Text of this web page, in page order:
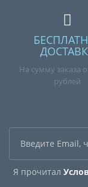
На сумму заказа
рублей
Я прочитал